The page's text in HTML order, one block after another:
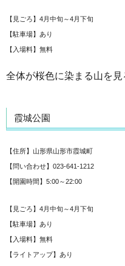
【見ごろ】4月中旬～4月下旬
【駐車場】あり
【入場料】無料
全体が桜色に染まる山を見
霞城公園
【住所】山形県山形市霞城町
【問い合わせ】023-641-1212
【開園時間】5:00～22:00
【見ごろ】4月中旬～4月下旬
【駐車場】あり
【入場料】無料
【ライトアップ】あり